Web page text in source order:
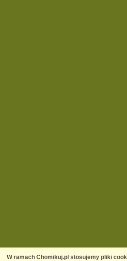
W ramach Chomikuj.pl stosujemy pliki